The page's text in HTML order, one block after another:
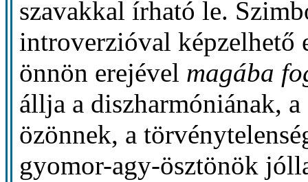
szavakkal írható le.
introverzióval képzelhető
önnön erejével magába
állja a diszharmóniának,
özönnek, a
gyomor-agy-ösztönök